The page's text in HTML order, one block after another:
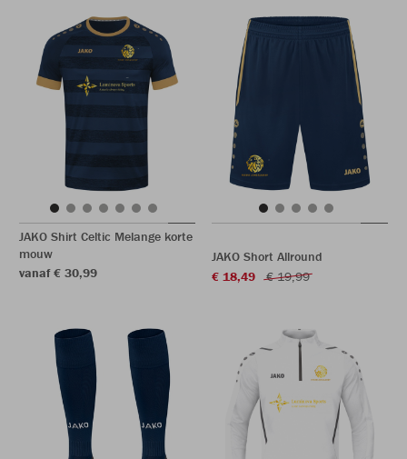
JAKO Shirt Celtic Melange korte
mouw
vanaf € 30,99
JAKO Short Allround
€ 18,49
€ 19,99